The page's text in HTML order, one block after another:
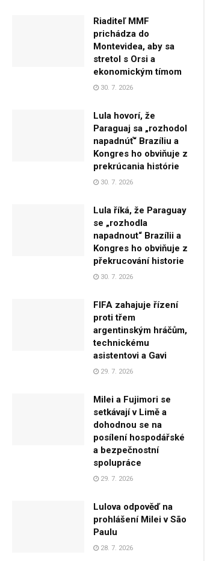
Riaditeľ MMF
prichádza do
Montevidea, aby sa
stretol s Orsi a
ekonomickým tímom
30. 7. 2026
Lula hovorí, že
Paraguaj sa „rozhodol
napadnúť“ Brazíliu a
Kongres ho obviňuje z
prekrúcania histórie
30. 7. 2026
Lula říká, že Paraguay
se „rozhodla
napadnout“ Brazílii a
Kongres ho obviňuje z
překrucování historie
30. 7. 2026
FIFA zahajuje řízení
proti třem
argentinským hráčům,
technickému
asistentovi a Gavi
29. 7. 2026
Milei a Fujimori se
setkávají v Limě a
dohodnou se na
posílení hospodářské
a bezpečnostní
spolupráce
29. 7. 2026
Lulova odpověď na
prohlášení Milei v São
Paulu
28. 7. 2026